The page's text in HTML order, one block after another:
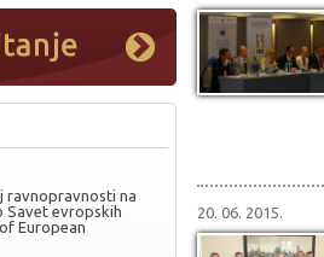
ravnopravnosti na
Savet evropskih
European
20. 06. 2015.